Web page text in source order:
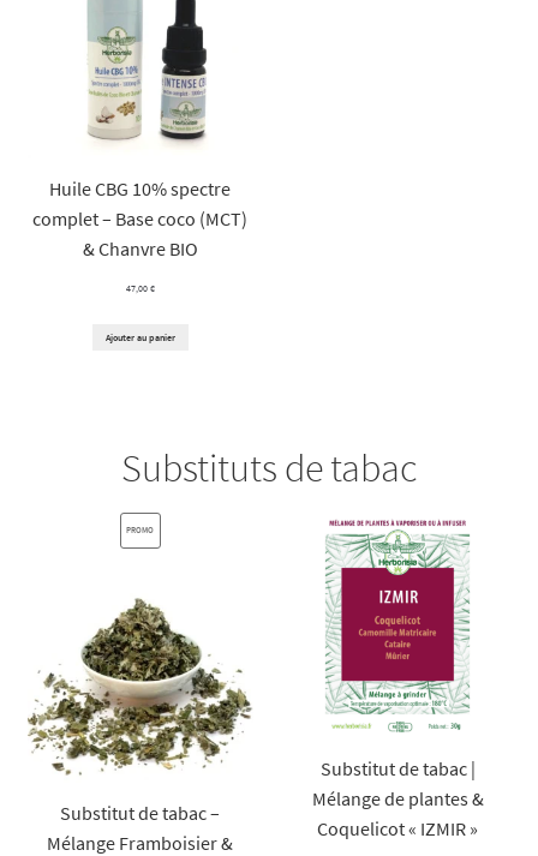
Huile CBG 10% spectre
complet – Base coco (MCT)
& Chanvre BIO
47,00 €
Ajouter au panier
Substituts de tabac
PROMOPRODUIT
Substitut de tabac –
Mélange Framboisier &
Substitut de tabac |
Mélange de plantes &
Coquelicot « IZMIR »